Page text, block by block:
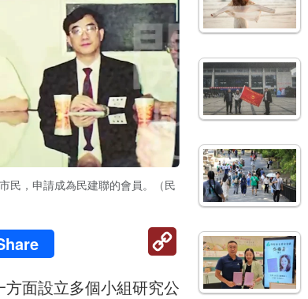
民，申請成為民建聯的會員。（民
Copy
面設立多個小組研究公